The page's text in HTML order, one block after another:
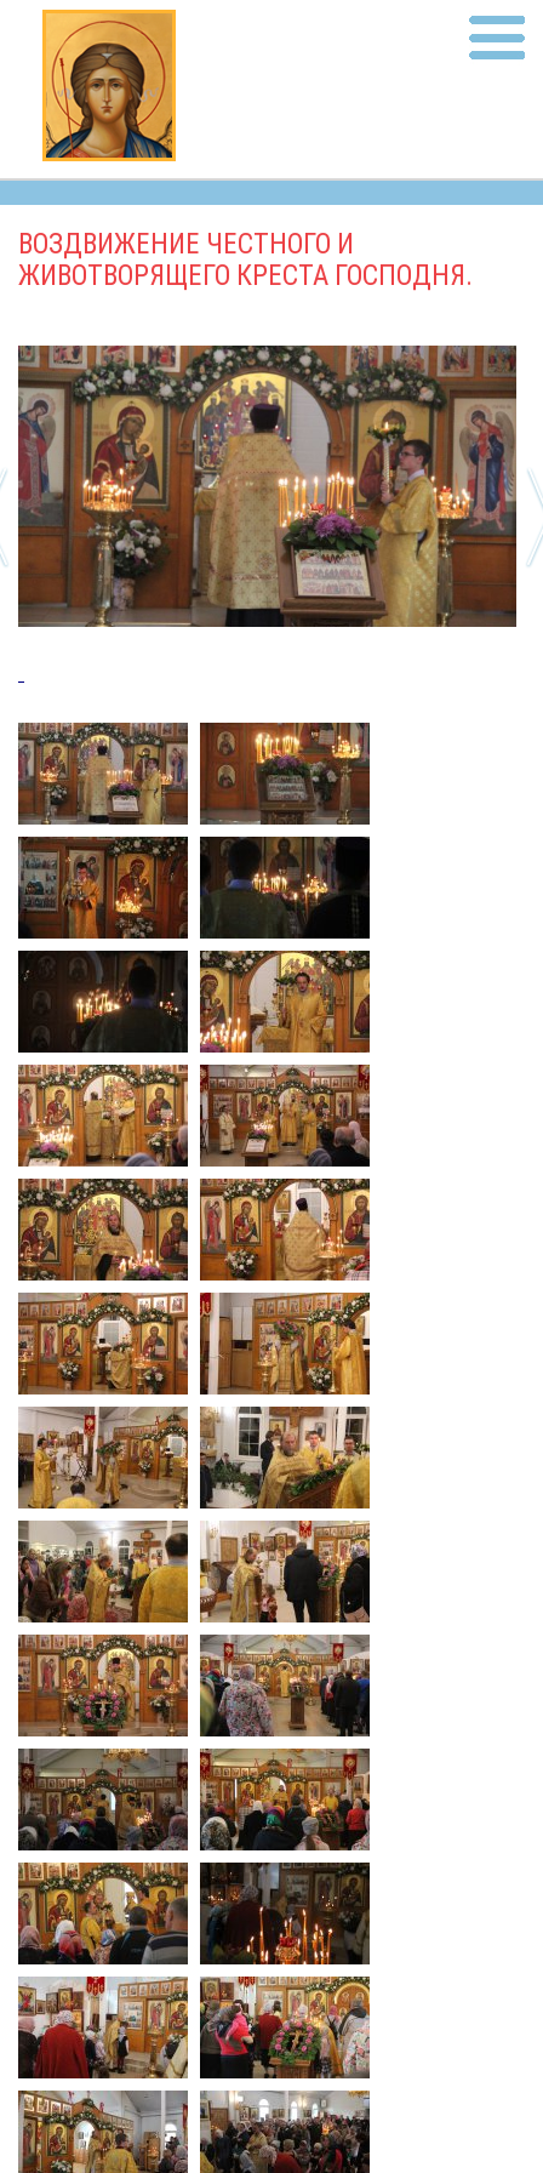
ВОЗДВИЖЕНИЕ ЧЕСТНОГО И
ЖИВОТВОРЯЩЕГО КРЕСТА ГОСПОДНЯ.